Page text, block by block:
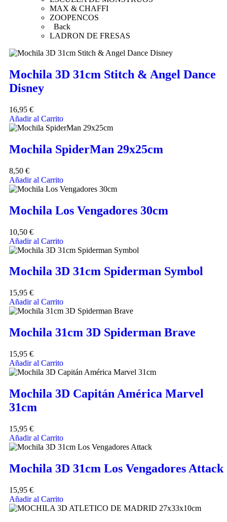
MAX & CHAFFI
ZOOPENCOS
Back
LADRON DE FRESAS
Mochila 3D 31cm Stitch & Angel Dance
Disney
16,95 €
Añadir al Carrito
Mochila SpiderMan 29x25cm
8,50 €
Añadir al Carrito
Mochila Los Vengadores 30cm
10,50 €
Añadir al Carrito
Mochila 3D 31cm Spiderman Symbol
15,95 €
Añadir al Carrito
Mochila 31cm 3D Spiderman Brave
15,95 €
Añadir al Carrito
Mochila 3D Capitán América Marvel
31cm
15,95 €
Añadir al Carrito
Mochila 3D 31cm Los Vengadores Attack
15,95 €
Añadir al Carrito